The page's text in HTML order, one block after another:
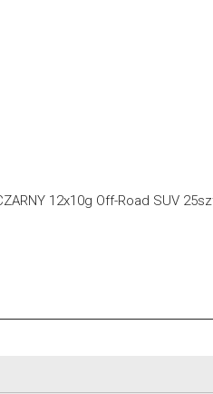
12x10g Off-Road SUV